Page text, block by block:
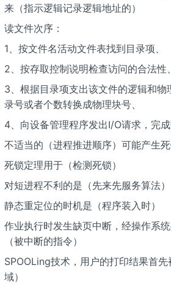
来（指示逻辑记录逻辑地址的）
读文件次序：
1、按文件名活动文件表找到目录项、
2、按存取控制说明检查访问的合法性、
3、根据目录项支出该文件的逻辑和物
录号或者个数转换成物理块号、
4、向设备管理程序发出I/O请求，完
不适当的（进程推进顺序）可能产生
死锁定理用于（检测死锁）
对短进程不利的是（先来先服务算法）
静态重定位的时机是（程序装入时）
作业执行时发生缺页中断，经操作系
（被中断的指令）
SPOOLing技术，用户的打印结果首
域）